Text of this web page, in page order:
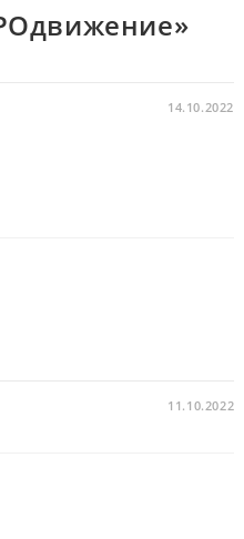
14.10.2022
11.10.2022